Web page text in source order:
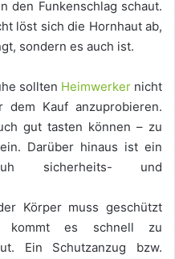
den Funkenschlag schaut.
löst sich die Hornhaut ab,
sondern es auch ist.
sollten Heimwerker nicht
Kauf anzuprobieren.
gut tasten können – zu
Darüber hinaus ist ein
sicherheits- und
Körper muss geschützt
kommt es schnell zu
Ein Schutzanzug bzw.